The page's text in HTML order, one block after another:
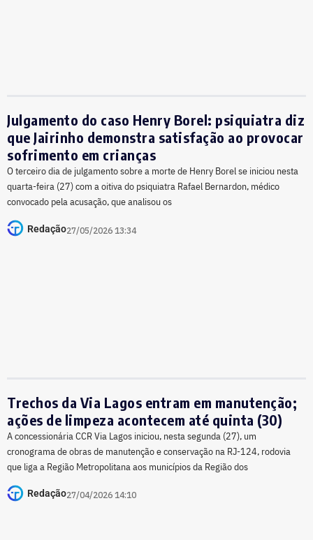
Julgamento do caso Henry Borel: psiquiatra diz
que Jairinho demonstra satisfação ao provocar
sofrimento em crianças
O terceiro dia de julgamento sobre a morte de Henry Borel se iniciou nesta
quarta-feira (27) com a oitiva do psiquiatra Rafael Bernardon, médico
convocado pela acusação, que analisou os
Redação27/05/2026 13:34
Trechos da Via Lagos entram em manutenção;
ações de limpeza acontecem até quinta (30)
A concessionária CCR Via Lagos iniciou, nesta segunda (27), um
cronograma de obras de manutenção e conservação na RJ-124, rodovia
que liga a Região Metropolitana aos municípios da Região dos
Redação27/04/2026 14:10